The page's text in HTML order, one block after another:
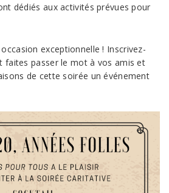
dédiés aux activités prévues pour
exceptionnelle ! Inscrivez-
faites passer le mot à vos amis et
de cette soirée un événement